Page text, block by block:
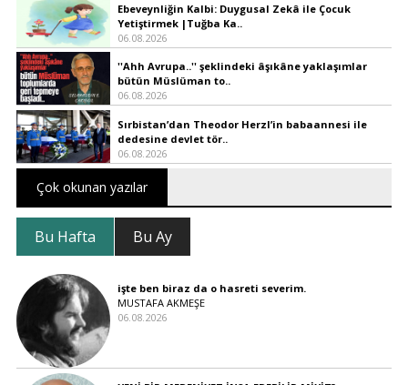
Ebeveynliğin Kalbi: Duygusal Zekâ ile Çocuk
Yetiştirmek |Tuğba Ka..
06.08.2026
''Ahh Avrupa..'' şeklindeki âşıkâne yaklaşımlar
bütün Müslüman to..
06.08.2026
Sırbistan’dan Theodor Herzl’in babaannesi ile
dedesine devlet tör..
06.08.2026
Çok okunan yazılar
Bu Hafta Bu Ay
işte ben biraz da o hasreti severim.
MUSTAFA AKMEŞE
06.08.2026